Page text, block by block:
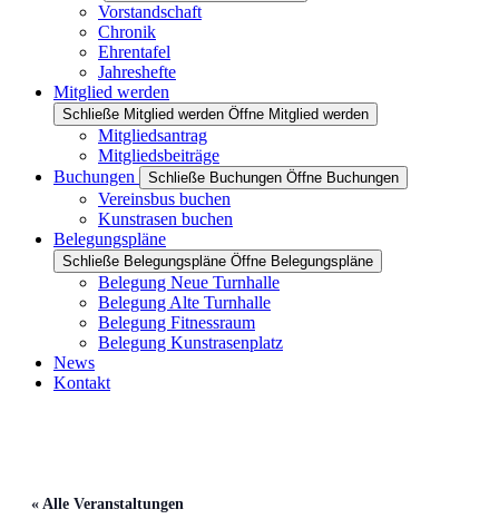
Vorstandschaft
Chronik
Ehrentafel
Jahreshefte
Mitglied werden
Schließe Mitglied werden Öffne Mitglied werden
Mitgliedsantrag
Mitgliedsbeiträge
Buchungen
Schließe Buchungen Öffne Buchungen
Vereinsbus buchen
Kunstrasen buchen
Belegungspläne
Schließe Belegungspläne Öffne Belegungspläne
Belegung Neue Turnhalle
Belegung Alte Turnhalle
Belegung Fitnessraum
Belegung Kunstrasenplatz
News
Kontakt
« Alle Veranstaltungen